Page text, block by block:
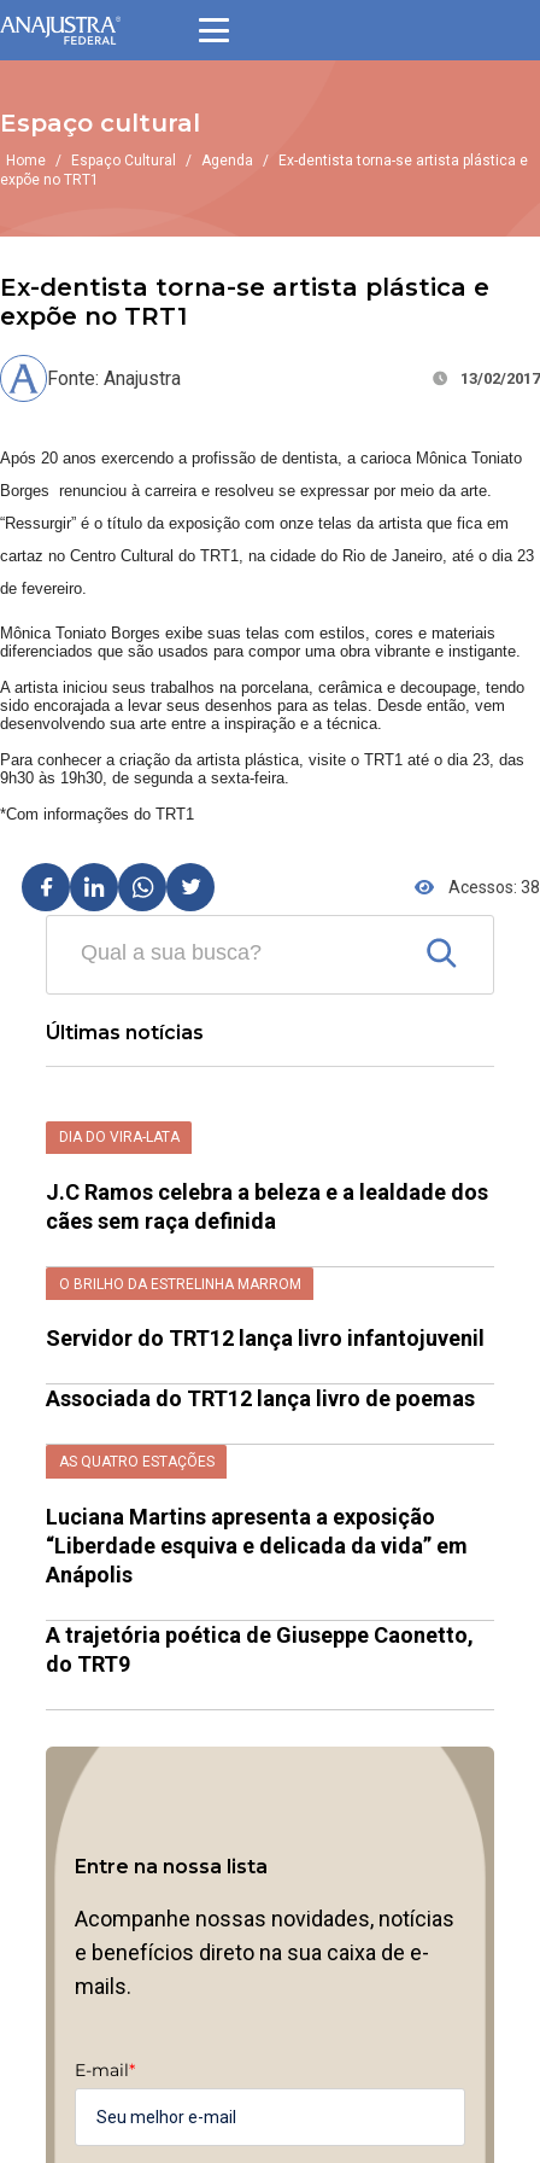
Espaço cultural
Home / Espaço Cultural / Agenda /
Ex-dentista torna-se artista plástica e
expõe no TRT1
Ex-dentista torna-se artista plástica e
expõe no TRT1
Fonte: Anajustra 13/02/2017
Após 20 anos exercendo a profissão de dentista, a carioca Mônica Toniato
Borges renunciou à carreira e resolveu se expressar por meio da arte.
“Ressurgir” é o título da exposição com onze telas da artista que fica em
cartaz no Centro Cultural do TRT1, na cidade do Rio de Janeiro, até o dia 23
de fevereiro.
Mônica Toniato Borges exibe suas telas com estilos, cores e materiais
diferenciados que são usados para compor uma obra vibrante e instigante.
A artista iniciou seus trabalhos na porcelana, cerâmica e decoupage, tendo
sido encorajada a levar seus desenhos para as telas. Desde então, vem
desenvolvendo sua arte entre a inspiração e a técnica.
Para conhecer a criação da artista plástica, visite o TRT1 até o dia 23, das
9h30 às 19h30, de segunda a sexta-feira.
*Com informações do TRT1
Acessos: 38
Últimas notícias
DIA DO VIRA-LATA
J.C Ramos celebra a beleza e a lealdade dos
cães sem raça definida
O BRILHO DA ESTRELINHA MARROM
Servidor do TRT12 lança livro infantojuvenil
Associada do TRT12 lança livro de poemas
AS QUATRO ESTAÇÕES
Luciana Martins apresenta a exposição
“Liberdade esquiva e delicada da vida” em
Anápolis
A trajetória poética de Giuseppe Caonetto,
do TRT9
Entre na nossa lista
Acompanhe nossas novidades, notícias
e benefícios direto na sua caixa de e-
mails.
E-mail*